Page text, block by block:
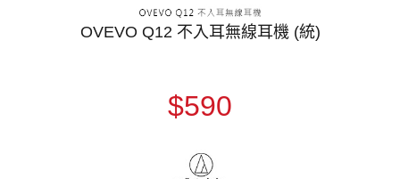
OVEVO Q12 不入耳無線耳機 (統)
$590